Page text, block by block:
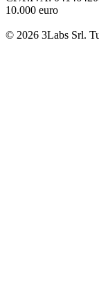
10.000 euro
© 2026 3Labs Srl.